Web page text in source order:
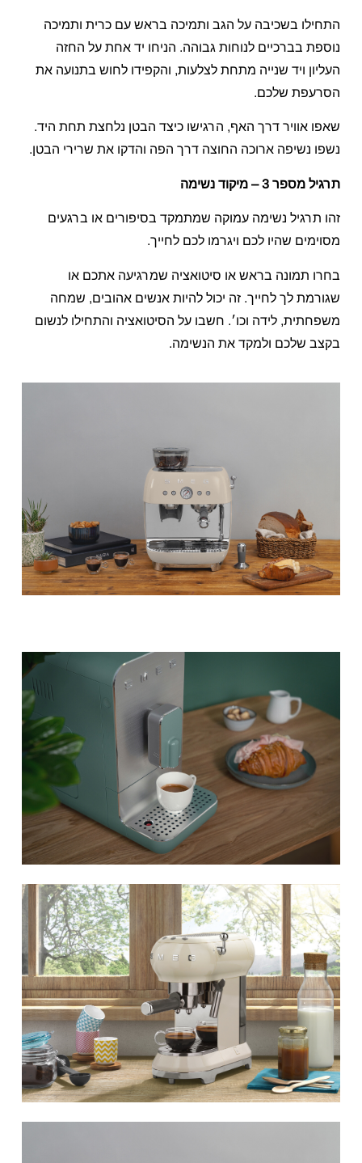
התחילו בשכיבה על הגב ותמיכה בראש עם כרית ותמיכה
נוספת בברכיים לנוחות גבוהה. הניחו יד אחת על החזה
העליון ויד שנייה מתחת לצלעות, והקפידו לחוש בתנועה את
הסרעפת שלכם.
שאפו אוויר דרך האף, הרגישו כיצד הבטן נלחצת תחת היד.
נשפו נשיפה ארוכה החוצה דרך הפה והדקו את שרירי הבטן.
תרגיל מספר 3 – מיקוד נשימה
זהו תרגיל נשימה עמוקה שמתמקד בסיפורים או ברגעים
מסוימים שהיו לכם ויגרמו לכם לחייך.
בחרו תמונה בראש או סיטואציה שמרגיעה אתכם או
שגורמת לך לחייך. זה יכול להיות אנשים אהובים, שמחה
משפחתית, לידה וכו׳. חשבו על הסיטואציה והתחילו לנשום
בקצב שלכם ולמקד את הנשימה.